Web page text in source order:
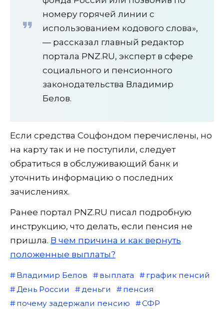
номеру горячей линии с
использованием кодового слова»,
— рассказал главный редактор
портала PNZ.RU, эксперт в сфере
социального и пенсионного
законодательства Владимир
Белов.
Если средства Соцфондом перечислены, но
на карту так и не поступили, следует
обратиться в обслуживающий банк и
уточнить информацию о последних
зачислениях.
Ранее портал PNZ.RU писал подробную
инструкцию, что делать, если пенсия не
пришла. В чем причина и как вернуть
положенные выплаты?
Владимир Белов выплата
график пенсий
День России
деньги
пенсия
почему задержали пенсию
СФР